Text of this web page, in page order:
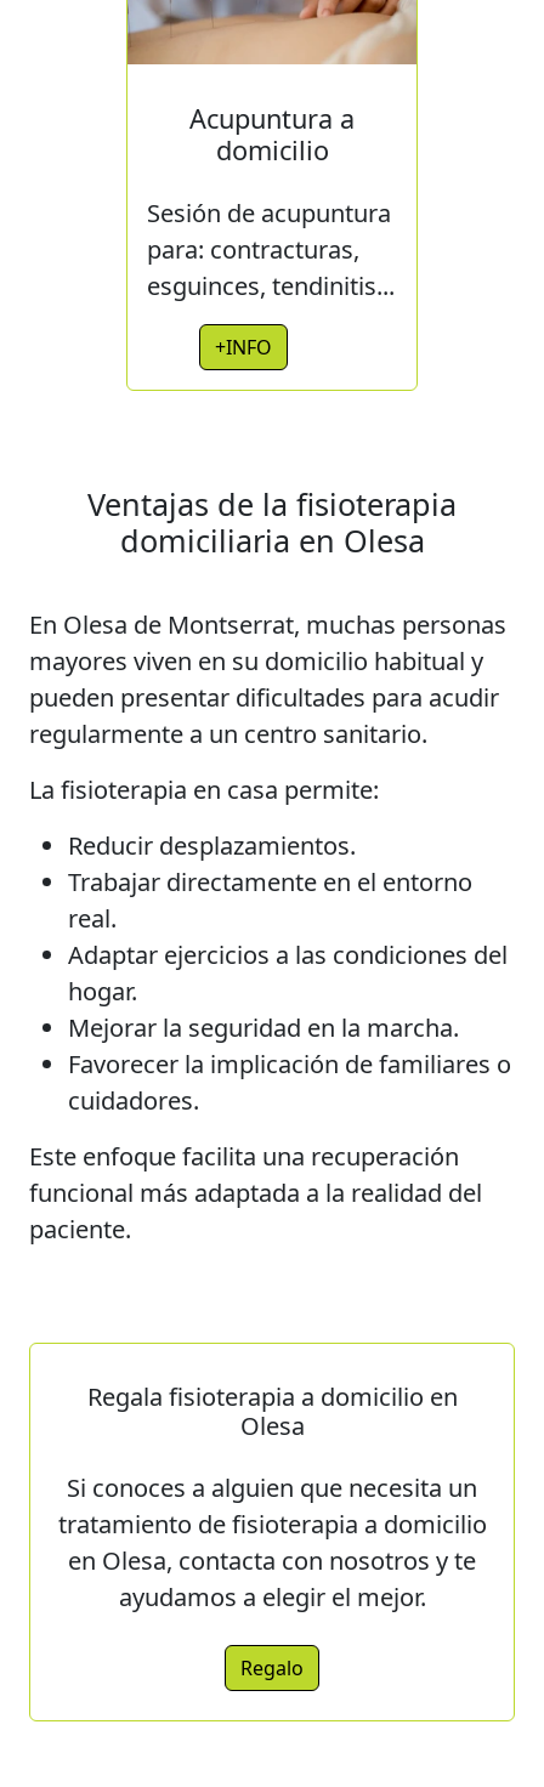
Acupuntura a
domicilio
Sesión de acupuntura
para: contracturas,
esguinces, tendinitis...
+INFO
Ventajas de la fisioterapia
domiciliaria en Olesa
En Olesa de Montserrat, muchas personas
mayores viven en su domicilio habitual y
pueden presentar dificultades para acudir
regularmente a un centro sanitario.
La fisioterapia en casa permite:
Reducir desplazamientos.
Trabajar directamente en el entorno
real.
Adaptar ejercicios a las condiciones del
hogar.
Mejorar la seguridad en la marcha.
Favorecer la implicación de familiares o
cuidadores.
Este enfoque facilita una recuperación
funcional más adaptada a la realidad del
paciente.
Regala fisioterapia a domicilio en
Olesa
Si conoces a alguien que necesita un
tratamiento de fisioterapia a domicilio
en Olesa, contacta con nosotros y te
ayudamos a elegir el mejor.
Regalo